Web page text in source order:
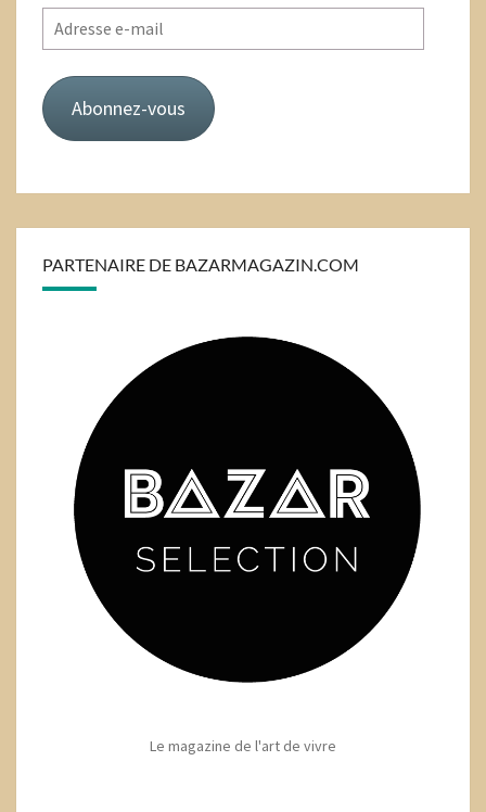
Adresse
e-
mail
Abonnez-vous
PARTENAIRE DE BAZARMAGAZIN.COM
Le magazine de l'art de vivre